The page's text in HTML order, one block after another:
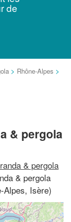
de
> Rhône-Alpes >
& pergola
& pergola
& pergola
Alpes, Isère)